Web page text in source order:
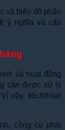
và biểu đồ phân
ý nghĩa và cấu
và hoạt động
cần được xử lý
vậy, Idichthuat
công cụ phái